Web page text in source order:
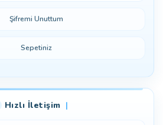
Şifremi Unuttum
Sepetiniz
Hızlı İletişim